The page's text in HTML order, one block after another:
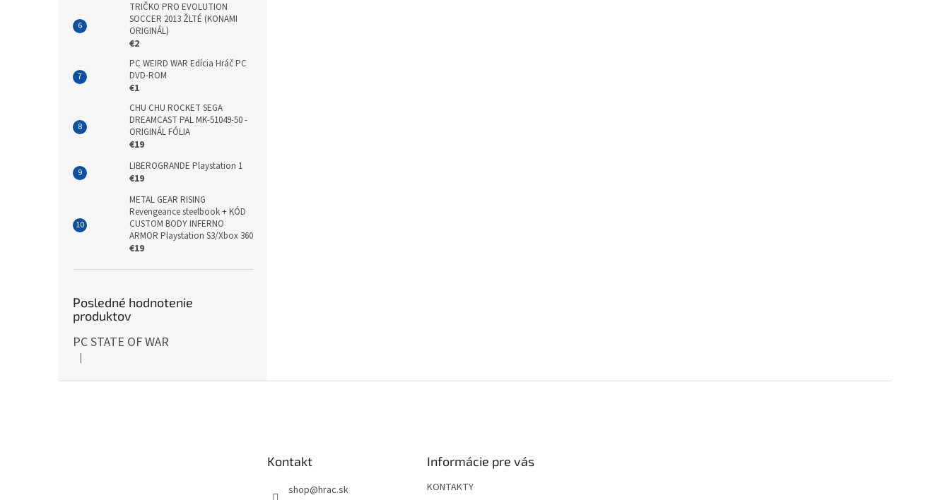
TRIČKO PRO EVOLUTION
SOCCER 2013 ŽLTÉ (KONAMI
ORIGINÁL)
€2
PC WEIRD WAR Edícia Hráč PC
DVD-ROM
€1
CHU CHU ROCKET SEGA
DREAMCAST PAL MK-51049-50 -
ORIGINÁL FÓLIA
€19
LIBEROGRANDE Playstation 1
€19
METAL GEAR RISING
Revengeance steelbook + KÓD
CUSTOM BODY INFERNO
ARMOR Playstation S3/Xbox 360
€19
Posledné hodnotenie
produktov
PC STATE OF WAR
Hodnotenie produktu je 5 z 5 hviezdičiek.
|
Kontakt
shop@hrac.sk
Informácie pre vás
KONTAKTY